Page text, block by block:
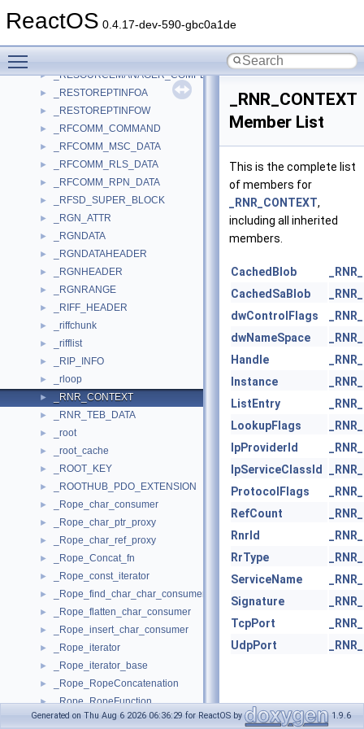
ReactOS 0.4.17-dev-590-gbc0a1de
► _RESOURCE_HASH_ENTRY
_RESOURCEMANAGER_BASIC_INFORMATION
► _RESOURCEMANAGER_COMPLETION_INFORMATION
► _RESTOREPTINFOA
► _RESTOREPTINFOW
► _RFCOMM_COMMAND
► _RFCOMM_MSC_DATA
► _RFCOMM_RLS_DATA
► _RFCOMM_RPN_DATA
► _RFSD_SUPER_BLOCK
► _RGN_ATTR
► _RGNDATA
► _RGNDATAHEADER
► _RGNHEADER
► _RGNRANGE
► _RIFF_HEADER
► _riffchunk
► _rifflist
► _RIP_INFO
► _rloop
► _RNR_CONTEXT
► _RNR_TEB_DATA
► _root
► _root_cache
► _ROOT_KEY
► _ROOTHUB_PDO_EXTENSION
► _Rope_char_consumer
► _Rope_char_ptr_proxy
► _Rope_char_ref_proxy
► _Rope_Concat_fn
► _Rope_const_iterator
► _Rope_find_char_char_consumer
► _Rope_flatten_char_consumer
► _Rope_insert_char_consumer
► _Rope_iterator
► _Rope_iterator_base
► _Rope_RopeConcatenation
► _Rope_RopeFunction
► _Rope_RopeLeaf
_RNR_CONTEXT
Member List
This is the complete list
of members for
_RNR_CONTEXT,
including all inherited
members.
CachedBlob
CachedSaBlob
dwControlFlags
dwNameSpace
Handle
Instance
ListEntry
LookupFlags
lpProviderId
lpServiceClassId
ProtocolFlags
RefCount
RnrId
RrType
ServiceName
Signature
TcpPort
UdpPort
Generated on Thu Aug 6 2026 06:36:29 for ReactOS by 1.9.6